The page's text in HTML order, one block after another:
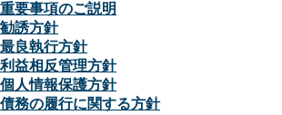
重要事項のご説明
勧誘方針
最良執行方針
利益相反管理方針
個人情報保護方針
債務の履行に関する方針